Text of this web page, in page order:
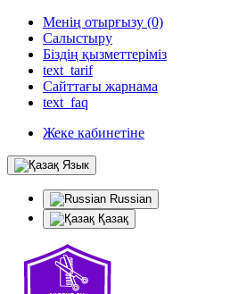
Менің отырғызу (0)
Салыстыру
Біздің қызметтеріміз
text_tarif
Сайттағы жарнама
text_faq
Жеке кабинетіне
Язык
Russian
Қазақ